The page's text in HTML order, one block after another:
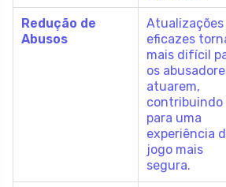
Redução de
Abusos
Atualizações
eficazes
mais difícil
os
atuarem,
contribuindo
para uma
experiência
jogo mais
segura.